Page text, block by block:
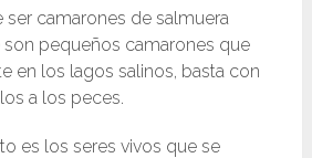
camarones de salmuera
son pequeños camarones que
en los lagos salinos, basta con
a los peces.
es los seres vivos que se